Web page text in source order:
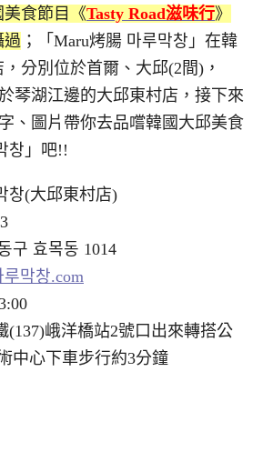
美食節目《Tasty Road滋味行》
過 ；「Maru烤腸 마루막창」在韓
分別位於首爾、大邱(2間)，
琴湖江邊的大邱東村店，接下來
、圖片帶你去品嚐韓國大邱美食
창」吧!!
창(大邱東村店)
구 효목동 1014
막창.com
(137)峨洋橋站2號口出來轉搭公
中心下車步行約3分鐘